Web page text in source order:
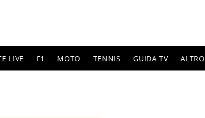
LIVE F1 MOTO TENNIS GUIDA TV ALTRO